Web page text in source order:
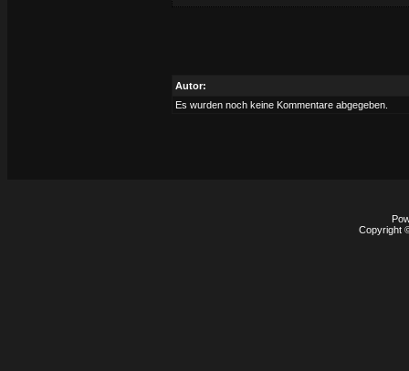
Autor:
Es wurden noch keine Kommentare abgegeben.
Copyright